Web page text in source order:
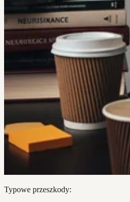
Typowe przeszkody: